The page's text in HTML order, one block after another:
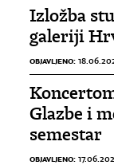
Izložba
galeriji
OBJAVLJENO:
Glazbe i
semestar
OBJAVLJENO: